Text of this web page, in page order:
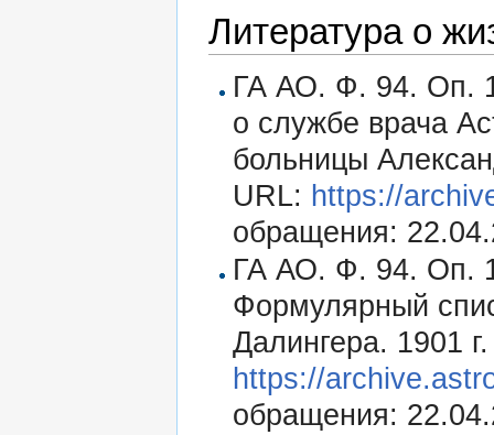
Литература о
ГА АО. Ф. 94. Оп.
о службе врача
больницы
URL: https://
обращения:
ГА АО. Ф. 94. Оп.
Формулярный
Далингера. 1901
https://
обращения: